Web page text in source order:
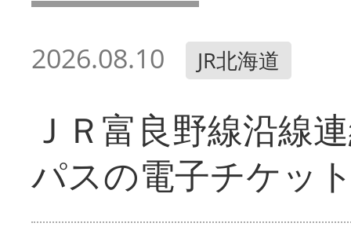
2026.08.10 JR北海道
ＪＲ富良野線沿線
パスの電子チケッ